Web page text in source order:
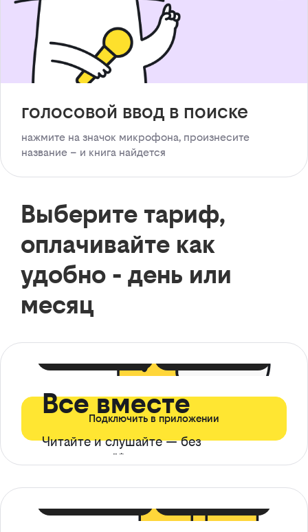
голосовой ввод в поиске
нажмите на значок микрофона, произнесите
название – и книга найдется
Выберите тариф,
оплачивайте как
удобно - день или
месяц
Все вместе
Читайте и слушайте — без
ограничений*
Подключить в приложении